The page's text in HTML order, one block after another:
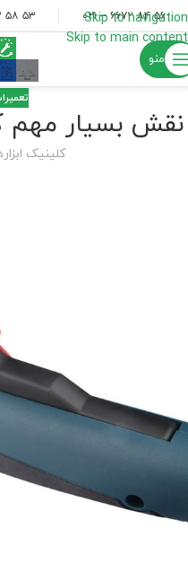
Skip to navigation
Skip to main content
۵۶ ۸۴ ۶۶۷۲ – ۰۲۱ ۵۳ ۵۸ ۶۶۷۲ – ۰۲۱
منو
نقش بسیار
کلینیک ابزار